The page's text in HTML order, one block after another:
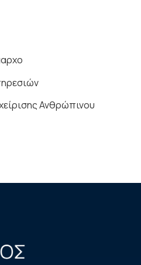
Ανθρώπινου